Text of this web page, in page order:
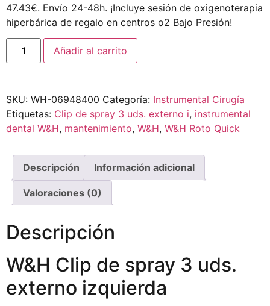
47.43€. Envío 24-48h. ¡Incluye sesión de oxigenoterapia
hiperbárica de regalo en centros o2 Bajo Presión!
Añadir al carrito
SKU: WH-06948400 Categoría: Instrumental Cirugía
Etiquetas: Clip de spray 3 uds. externo i, instrumental
dental W&H, mantenimiento, W&H, W&H Roto Quick
Descripción Información adicional
Valoraciones (0)
Descripción
W&H Clip de spray 3 uds.
externo izquierda